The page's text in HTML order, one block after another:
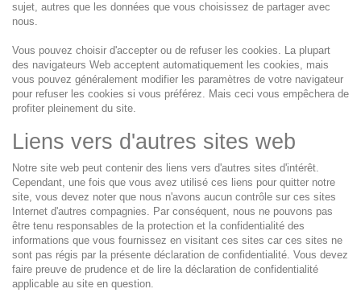
sujet, autres que les données que vous choisissez de partager avec
nous.
Vous pouvez choisir d'accepter ou de refuser les cookies. La plupart
des navigateurs Web acceptent automatiquement les cookies, mais
vous pouvez généralement modifier les paramètres de votre navigateur
pour refuser les cookies si vous préférez. Mais ceci vous empêchera de
profiter pleinement du site.
Liens vers d'autres sites web
Notre site web peut contenir des liens vers d'autres sites d'intérêt.
Cependant, une fois que vous avez utilisé ces liens pour quitter notre
site, vous devez noter que nous n'avons aucun contrôle sur ces sites
Internet d'autres compagnies. Par conséquent, nous ne pouvons pas
être tenu responsables de la protection et la confidentialité des
informations que vous fournissez en visitant ces sites car ces sites ne
sont pas régis par la présente déclaration de confidentialité. Vous devez
faire preuve de prudence et de lire la déclaration de confidentialité
applicable au site en question.